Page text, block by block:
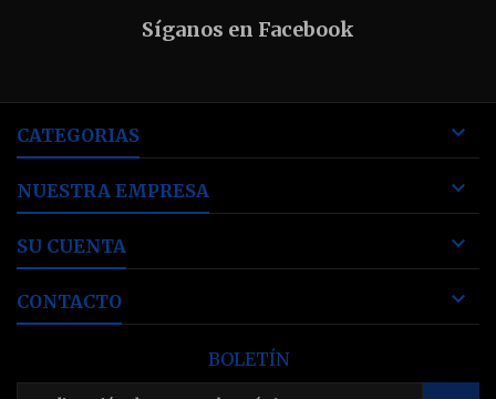
Síganos en Facebook
CATEGORIAS 
NUESTRA EMPRESA 
SU CUENTA 
CONTACTO 
BOLETÍN